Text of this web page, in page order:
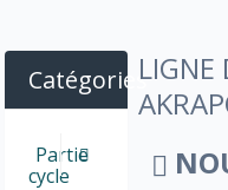
LIGNE
Catégories
Partie
cycle